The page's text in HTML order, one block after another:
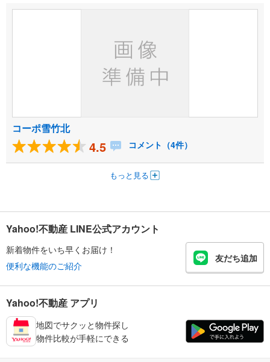
コーポ雪竹北
4.5 コメント（4件）
もっと見る
Yahoo!不動産 LINE公式アカウント
新着物件をいち早くお届け！
便利な機能のご紹介
友だち追加
Yahoo!不動産 アプリ
地図でサクッと物件探し
物件比較が手軽にできる